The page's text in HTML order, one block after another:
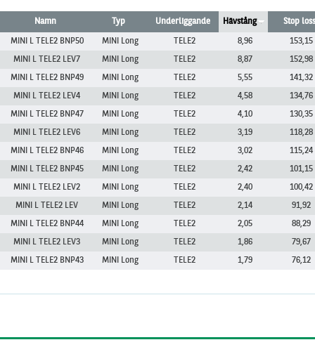
Namn Typ Underliggande Hävstång Stop loss
MINI L TELE2 BNP50 MINI Long TELE2 8,96 153,15
MINI L TELE2 LEV7 MINI Long TELE2 8,87 152,98
MINI L TELE2 BNP49 MINI Long TELE2 5,55 141,32
MINI L TELE2 LEV4 MINI Long TELE2 4,58 134,76
MINI L TELE2 BNP47 MINI Long TELE2 4,10 130,35
MINI L TELE2 LEV6 MINI Long TELE2 3,19 118,28
MINI L TELE2 BNP46 MINI Long TELE2 3,02 115,24
MINI L TELE2 BNP45 MINI Long TELE2 2,42 101,15
MINI L TELE2 LEV2 MINI Long TELE2 2,40 100,42
MINI L TELE2 LEV MINI Long TELE2 2,14 91,92
MINI L TELE2 BNP44 MINI Long TELE2 2,05 88,29
MINI L TELE2 LEV3 MINI Long TELE2 1,86 79,67
MINI L TELE2 BNP43 MINI Long TELE2 1,79 76,12